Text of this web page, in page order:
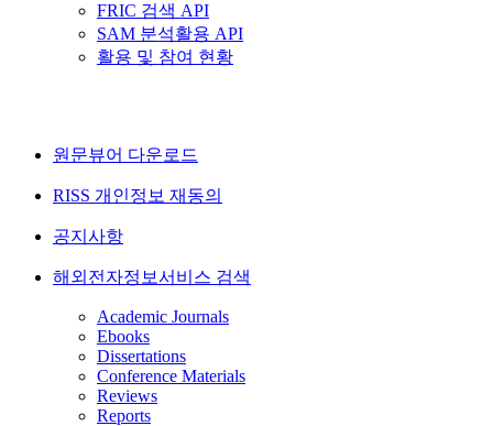
FRIC 검색 API
SAM 분석활용 API
활용 및 참여 현황
원문뷰어 다운로드
RISS 개인정보 재동의
공지사항
해외전자정보서비스 검색
Academic Journals
Ebooks
Dissertations
Conference Materials
Reviews
Reports